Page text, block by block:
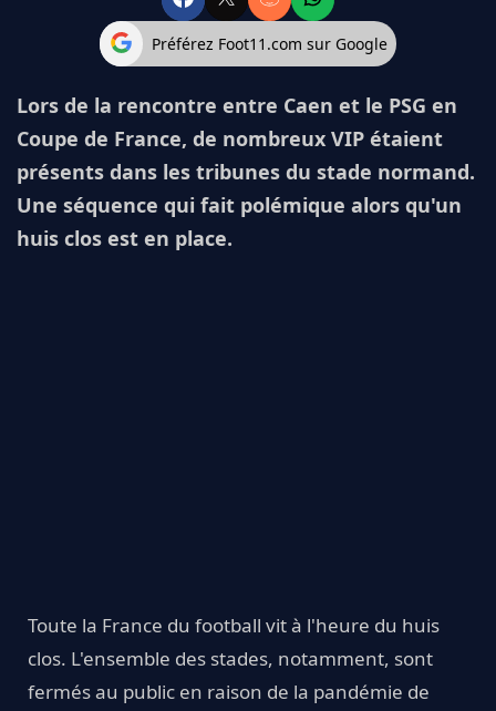
Préférez Foot11.com sur Google
Lors de la rencontre entre Caen et le PSG en
Coupe de France, de nombreux VIP étaient
présents dans les tribunes du stade normand.
Une séquence qui fait polémique alors qu'un
huis clos est en place.
Toute la France du football vit à l'heure du huis
clos. L'ensemble des stades, notamment, sont
fermés au public en raison de la pandémie de